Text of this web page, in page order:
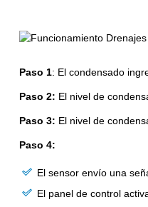
Paso 1: El condensado
Paso 2: El nivel de
Paso 3: El nivel de
Paso 4:
El sensor envío una
El panel de control